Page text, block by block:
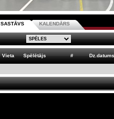
SASTĀVS KALENDĀRS
Vieta Spēlētājs # Dz.datums